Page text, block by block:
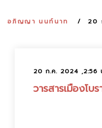
อภิญญา นนท์นาท 20
20 ก.ค. 2024 ,2:56
วารสารเมืองโ